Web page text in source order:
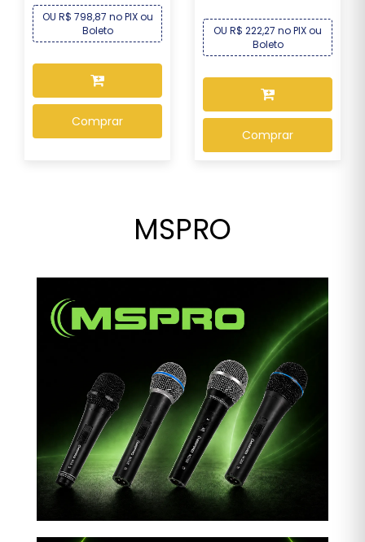
OU R$ 798,87 no PIX ou
Boleto
Comprar
OU R$ 222,27 no PIX ou
Boleto
Comprar
MSPRO